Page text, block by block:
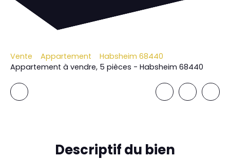
Vente Appartement
Habsheim 68440
Appartement à vendre, 5 pièces - Habsheim 68440
Descriptifdu bien